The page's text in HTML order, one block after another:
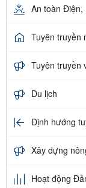
An toàn Điện,
Tuyên truyền
Tuyên truyền
Du lịch
Định hướng
Xây dựng
Hoạt động